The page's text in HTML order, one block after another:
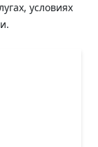
условиях